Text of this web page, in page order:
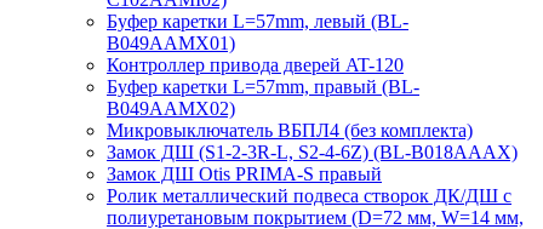
Буфер каретки L=57mm, левый (BL-
B049AAMX01)
Контроллер привода дверей AT-120
Буфер каретки L=57mm, правый (BL-
B049AAMX02)
Микровыключатель ВБПЛ4 (без комплекта)
Замок ДШ (S1-2-3R-L, S2-4-6Z) (BL-B018AAAX)
Замок ДШ Otis PRIMA-S правый
Ролик металлический подвеса створок ДК/ДШ с
полиуретановым покрытием (D=72 мм, W=14 мм,